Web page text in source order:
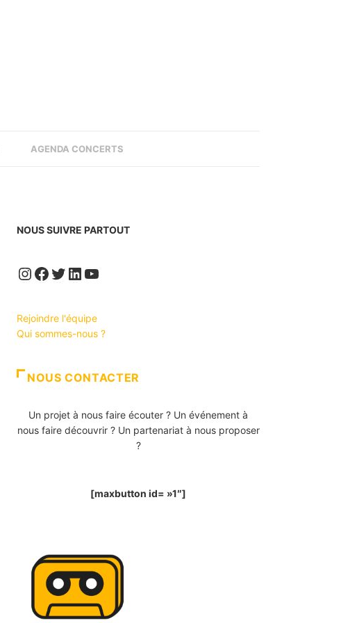
AGENDA CONCERTS
NOUS SUIVRE PARTOUT
Instagram
Facebook
Twitter
LinkedIn
YouTube
Rejoindre l'équipe
Qui sommes-nous ?
NOUS CONTACTER
Un projet à nous faire écouter ? Un événement à
nous faire découvrir ? Un partenariat à nous proposer
?
[maxbutton id= »1″]